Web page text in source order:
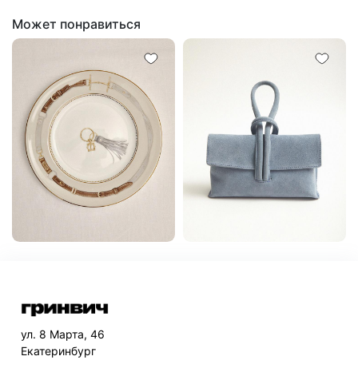
Может понравиться
ул. 8 Марта, 46
Екатеринбург